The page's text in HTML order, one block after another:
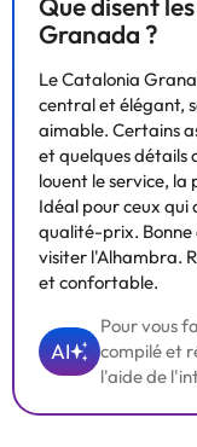
Granada ?
Le Catalonia
central et élégant,
aimable. Certains
et quelques détails
louent le service,
Idéal pour ceux
qualité-prix. Bonne
visiter l'Alhambra.
et confortable.
AI
Pour vous
compilé et
l'aide de